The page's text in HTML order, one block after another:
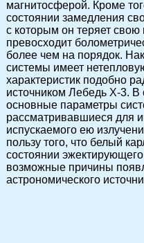
магнитосферой. Кроме
состоянии замедления
с которым он теряет
превосходит
более чем на порядок.
системы имеет
характеристик подобно
источником Лебедь X-3.
основные параметры
рассматривавшиеся для
испускаемого ею
пользу того, что белый
состоянии
возможные причины
астрономического